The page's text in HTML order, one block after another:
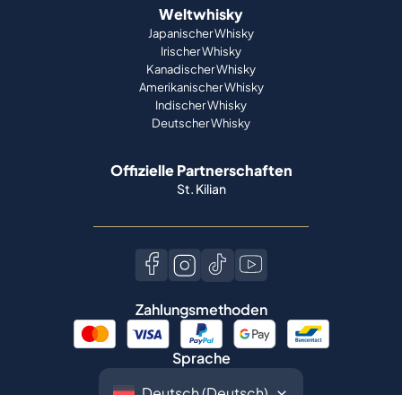
Weltwhisky
Japanischer Whisky
Irischer Whisky
Kanadischer Whisky
Amerikanischer Whisky
Indischer Whisky
Deutscher Whisky
Offizielle Partnerschaften
St. Kilian
Zahlungsmethoden
Sprache